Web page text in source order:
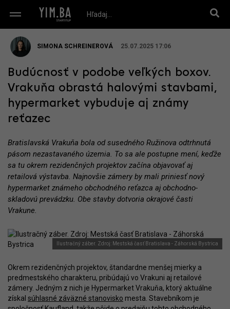
SIMONA SCHREINEROVÁ 25.07.2025 17:06
Budúcnosť v podobe veľkých boxov.
Vrakuňa obrastá halovými stavbami,
hypermarket vybuduje aj známy
reťazec
Bratislavská Vrakuňa bola od susedného Ružinova odtrhnutá
pásom nezastavaného územia. To sa ale postupne mení, keďže
sa tu okrem rezidenčných projektov začína objavovať aj
retailová výstavba. Najnovšie zámery by mali priniesť nový
hypermarket známeho obchodného reťazca aj obchodno-
skladovú prevádzku. Obe stavby dotvoria okrajové časti
Vrakune.
Ilustračný záber. Zdroj: Mestská časť Bratislava - Záhorská Bystrica
Okrem rezidenčných projektov, štandardne menšej mierky a
predmestského charakteru, pribúdajú vo Vrakuni aj retailové
zámery. Jedným z nich je Hypermarket Vrakuňa, ktorý aktuálne
získal súhlasné záväzné stanovisko mesta. Stavebníkom je